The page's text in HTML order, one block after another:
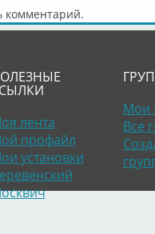
комментарий.
лента
профайл
установки
Мои
Все